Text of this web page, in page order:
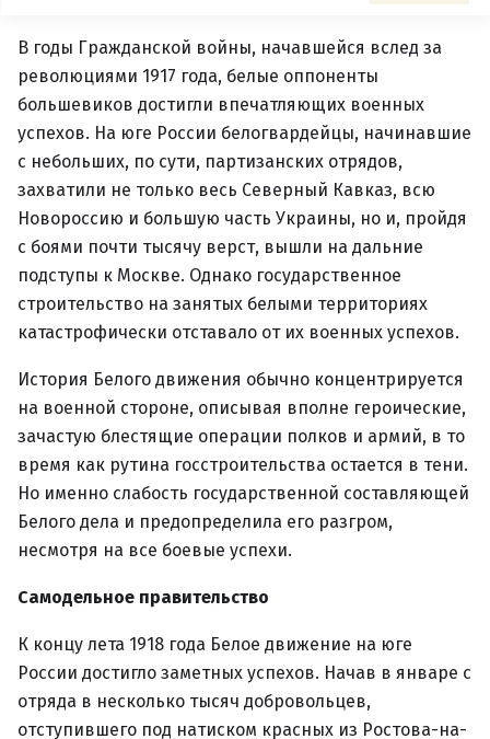
В годы Гражданской войны, начавшейся вслед за
революциями 1917 года, белые оппоненты
большевиков достигли впечатляющих военных
успехов. На юге России белогвардейцы, начинавшие
с небольших, по сути, партизанских отрядов,
захватили не только весь Северный Кавказ, всю
Новороссию и большую часть Украины, но и, пройдя
с боями почти тысячу верст, вышли на дальние
подступы к Москве. Однако государственное
строительство на занятых белыми территориях
катастрофически отставало от их военных успехов.
История Белого движения обычно концентрируется
на военной стороне, описывая вполне героические,
зачастую блестящие операции полков и армий, в то
время как рутина госстроительства остается в тени.
Но именно слабость государственной составляющей
Белого дела и предопределила его разгром,
несмотря на все боевые успехи.
Самодельное правительство
К концу лета 1918 года Белое движение на юге
России достигло заметных успехов. Начав в январе с
отряда в несколько тысяч добровольцев,
отступившего под натиском красных из Ростова-на-